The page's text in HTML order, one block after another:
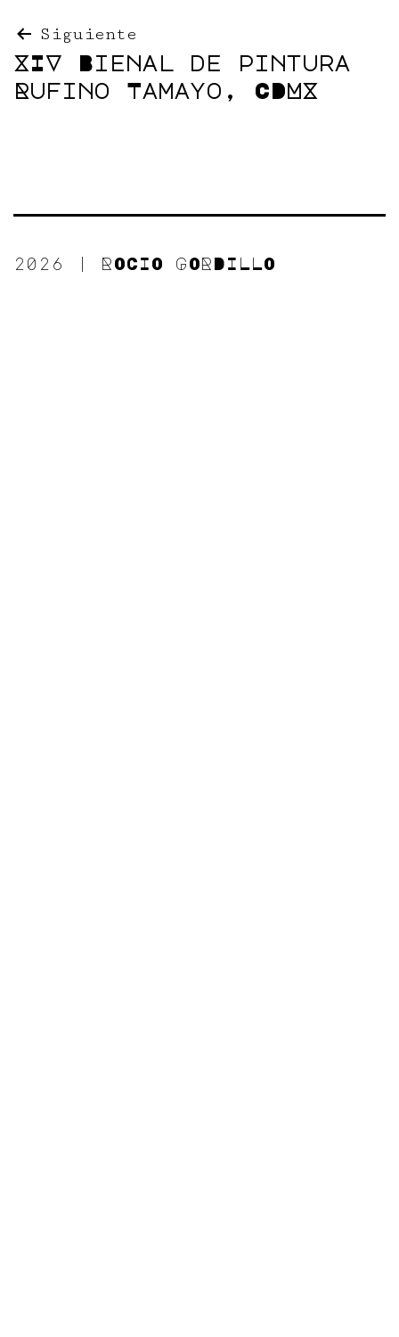
Navegación
de
Siguiente
XIV Bienal de pintura
Rufino Tamayo, CDMX
2026 | ROCIO GORDILLO